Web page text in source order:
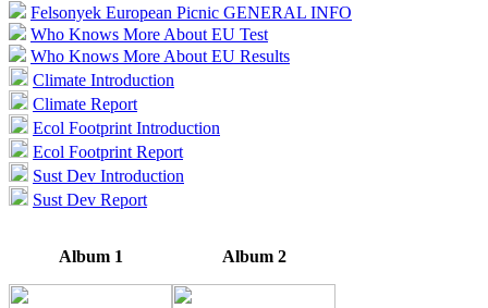
Felsonyek European Picnic GENERAL INFO
Who Knows More About EU Test
Who Knows More About EU Results
Climate Introduction
Climate Report
Ecol Footprint Introduction
Ecol Footprint Report
Sust Dev Introduction
Sust Dev Report
Album 1 Album 2